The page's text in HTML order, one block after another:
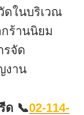
ดในบริเวณ
ร้านนิยม
รจัด
งาน
ด 📞02-114-